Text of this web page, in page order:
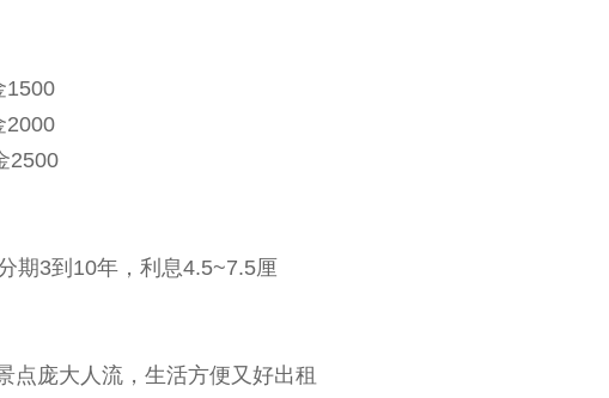
1500
2000
2500
期3到10年，利息4.5~7.5厘
点庞大人流，生活方便又好出租